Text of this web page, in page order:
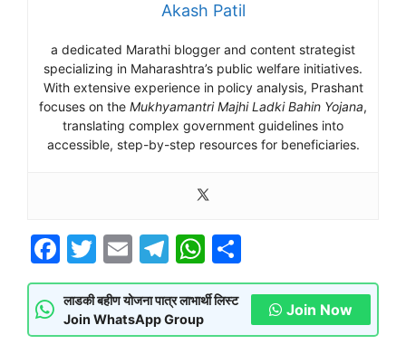
Akash Patil
a dedicated Marathi blogger and content strategist
specializing in Maharashtra’s public welfare initiatives.
With extensive experience in policy analysis, Prashant
focuses on the Mukhyamantri Majhi Ladki Bahin Yojana,
translating complex government guidelines into
accessible, step-by-step resources for beneficiaries.
F
a
c
e
T
w
itt
er
E
m
ai
l
T
el
e
gr
W
h
at
s
h
ar
e
लाडकी बहीण योजना पात्र लाभार्थी लिस्ट
Join WhatsApp Group
Join Now